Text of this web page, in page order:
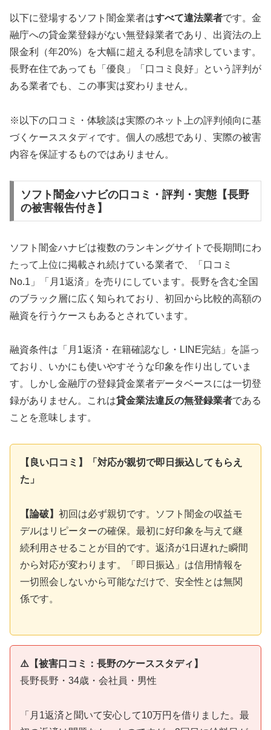
以下に登場するソフト闇金業者はすべて違法業者です。金
融庁への貸金業登録がない無登録業者であり、出資法の上
限金利（年20%）を大幅に超える利息を請求しています。
長野在住であっても「優良」「口コミ良好」という評判が
ある業者でも、この事実は変わりません。
※以下の口コミ・体験談は実際のネット上の評判傾向に基
づくケーススタディです。個人の感想であり、実際の被害
内容を保証するものではありません。
ソフト闇金ハナビの口コミ・評判・実態【長野
の被害報告付き】
ソフト闇金ハナビは複数のランキングサイトで長期間にわ
たって上位に掲載され続けている業者で、「口コミ
No.1」「月1返済」を売りにしています。長野を含む全国
のブラック層に広く知られており、初回から比較的高額の
融資を行うケースもあるとされています。
融資条件は「月1返済・在籍確認なし・LINE完結」を謳っ
ており、いかにも使いやすそうな印象を作り出していま
す。しかし金融庁の登録貸金業者データベースには一切登
録がありません。これは貸金業法違反の無登録業者である
ことを意味します。
【良い口コミ】「対応が親切で即日振込してもらえ
た」
【論破】 初回は必ず親切です。ソフト闇金の収益モ
デルはリピーターの確保。最初に好印象を与えて継
続利用させることが目的です。返済が1日遅れた瞬間
から対応が変わります。「即日振込」は信用情報を
一切照会しないから可能なだけで、安全性とは無関
係です。
⚠️【被害口コミ：長野のケーススタディ】
長野長野・34歳・会社員・男性
「月1返済と聞いて安心して10万円を借りました。最